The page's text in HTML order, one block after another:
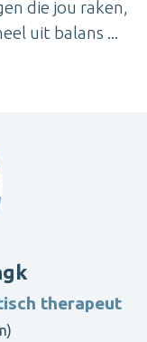
die jou raken,
uit balans ...
therapeut